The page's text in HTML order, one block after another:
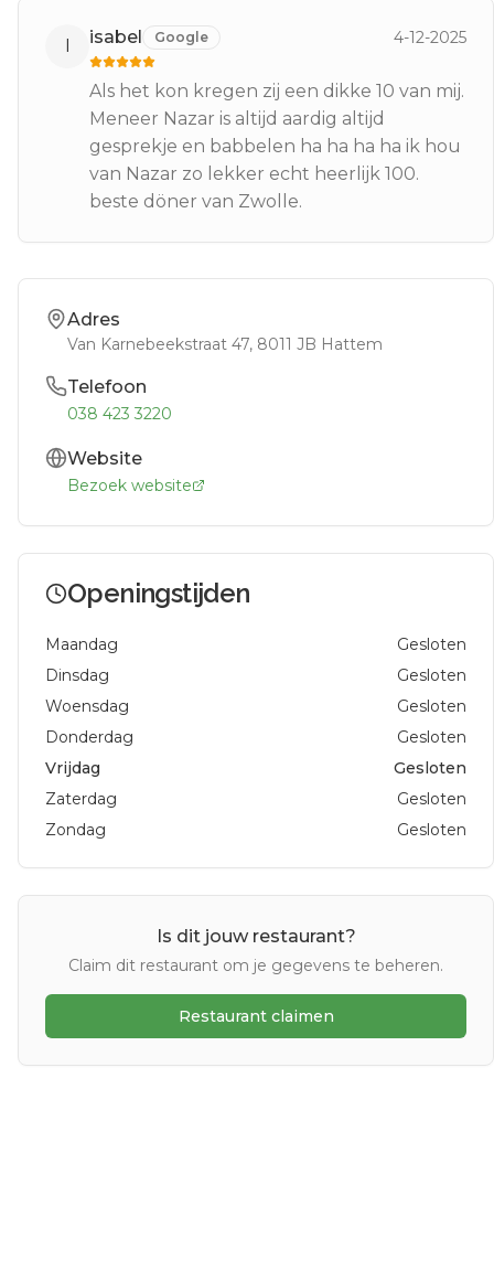
I isabel Google 4-12-2025
Als het kon kregen zij een dikke 10 van mij.
Meneer Nazar is altijd aardig altijd
gesprekje en babbelen ha ha ha ha ik hou
van Nazar zo lekker echt heerlijk 100.
beste döner van Zwolle.
Adres
Van Karnebeekstraat 47, 8011 JB Hattem
Telefoon
038 423 3220
Website
Bezoek website
Openingstijden
Maandag
Gesloten
Dinsdag
Gesloten
Woensdag
Gesloten
Donderdag
Gesloten
Vrijdag
Gesloten
Zaterdag
Gesloten
Zondag
Gesloten
Is dit jouw restaurant?
Claim dit restaurant om je gegevens te beheren.
Restaurant claimen